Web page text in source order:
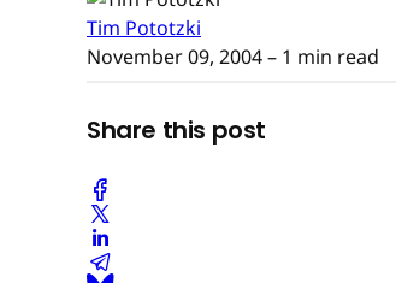
Tim Pototzki
November 09, 2004– 1 min read
Share this post